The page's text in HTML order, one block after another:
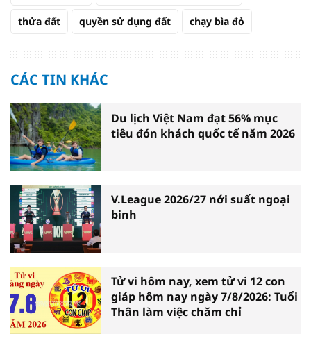
thửa đất quyền sử dụng đất chạy bìa đỏ
CÁC TIN KHÁC
Du lịch Việt Nam đạt 56% mục
tiêu đón khách quốc tế năm 2026
V.League 2026/27 nới suất ngoại
binh
Tử vi hôm nay, xem tử vi 12 con
giáp hôm nay ngày 7/8/2026: Tuổi
Thân làm việc chăm chỉ